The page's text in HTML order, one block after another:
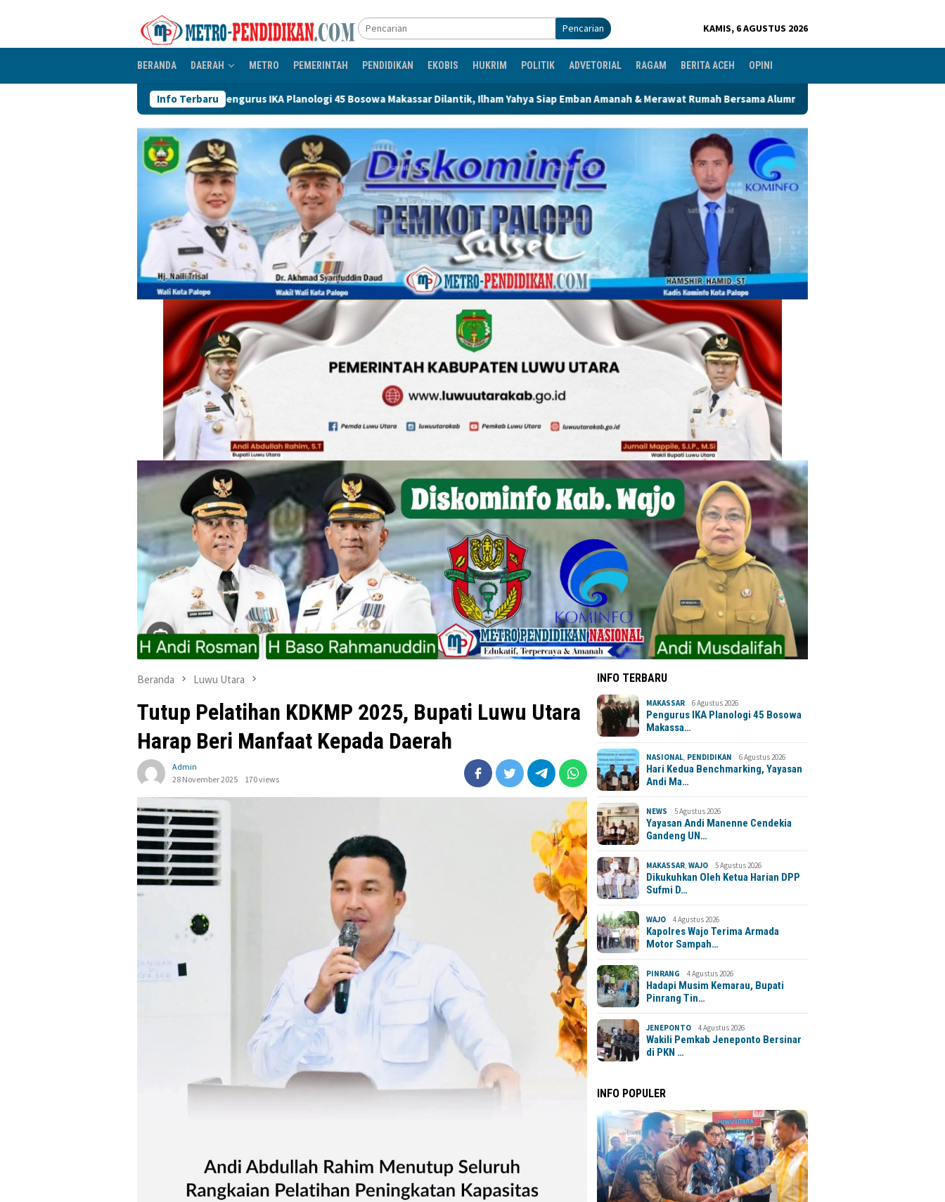
Pencarian KAMIS, 6 AGUSTUS 2026
BERANDA DAERAH METRO PEMERINTAH PENDIDIKAN EKOBIS HUKRIM POLITIK ADVETORIAL RAGAM BERITA ACEH OPINI
Info Terbaru
Pengurus IKA Planologi 45 Bosowa Makassar Dilantik, Ilham Yahya Siap Emban Amanah & Merawat Rumah Bersama Alumni PWK Hari Kedua Benchmarking, Yayasan Andi
Beranda Luwu Utara
Tutup Pelatihan KDKMP 2025, Bupati Luwu Utara
Harap Beri Manfaat Kepada Daerah
Admin
28 November 2025
170 views
INFO TERBARU
MAKASSAR 6 Agustus 2026
Pengurus IKA Planologi 45 Bosowa
Makassa…
NASIONAL PENDIDIKAN 6 Agustus 2026
Hari Kedua Benchmarking, Yayasan
Andi Ma…
NEWS 5 Agustus 2026
Yayasan Andi Manenne Cendekia
Gandeng UN…
MAKASSAR ,WAJO 5 Agustus 2026
Dikukuhkan Oleh Ketua Harian DPP
Sufmi D…
WAJO 4 Agustus 2026
Kapolres Wajo Terima Armada
Motor Sampah…
PINRANG 4 Agustus 2026
Hadapi Musim Kemarau, Bupati
Pinrang Tin…
JENEPONTO 4 Agustus 2026
Wakili Pemkab Jeneponto Bersinar
di PKN …
INFO POPULER